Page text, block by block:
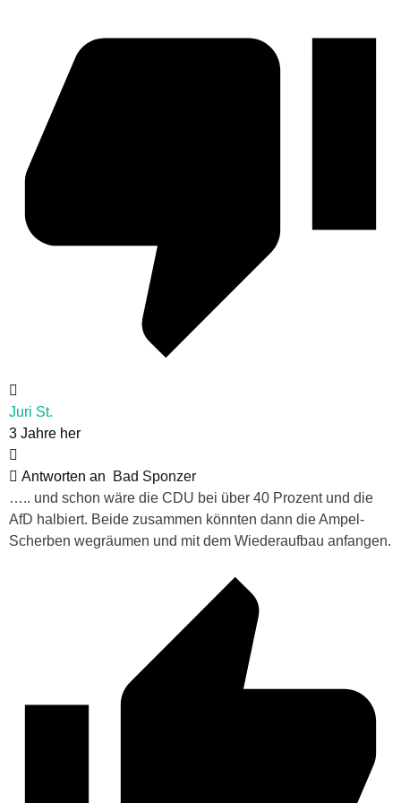
Juri St.
3 Jahre her
Antworten an
Bad Sponzer
….. und schon wäre die CDU bei über 40 Prozent und die
AfD halbiert. Beide zusammen könnten dann die Ampel-
Scherben wegräumen und mit dem Wiederaufbau anfangen.